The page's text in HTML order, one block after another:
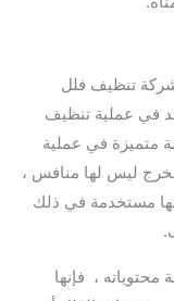
تنظيف فلل
في عملية تنظيف
متميزة في عملية
ليس لها منافس ،
مستخدمة في ذلك
محتوياته ، فإنها